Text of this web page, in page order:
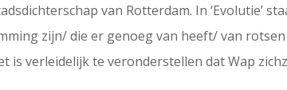
van Rotterdam. In ‘Evolutie’
zijn/ die er genoeg van heeft/ van
is verleidelijk te veronderstellen dat Wap